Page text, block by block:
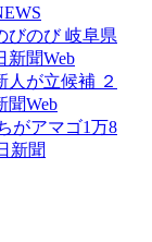
びのび 岐阜県
新聞Web
人が立候補 ２
聞Web
がアマゴ1万8
新聞